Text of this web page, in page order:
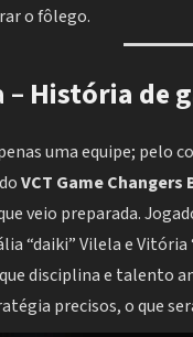
o fôlego.
– História de
uma equipe; pelo
VCT Game Changers
veio preparada.
“daiki” Vilela e
disciplina e talento
precisos, o que